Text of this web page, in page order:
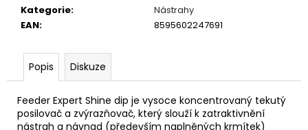
Kategorie:
Nástrahy
EAN: 8595602247691
Popis Diskuze
Feeder Expert Shine dip je vysoce koncentrovaný tekutý
posilovač a zvýrazňovač, který slouží k zatraktivnění
nástrah a návnad (především naplněných krmítek)
e
m
OLOVĚNÉ
KRMÍTKO
S
TRUBIČKOU